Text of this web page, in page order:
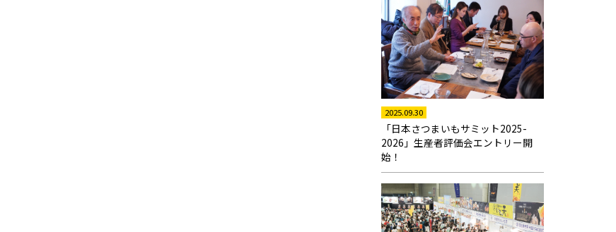
2025.09.30
「日本さつまいもサミット2025-
2026」生産者評価会エントリー開
始！